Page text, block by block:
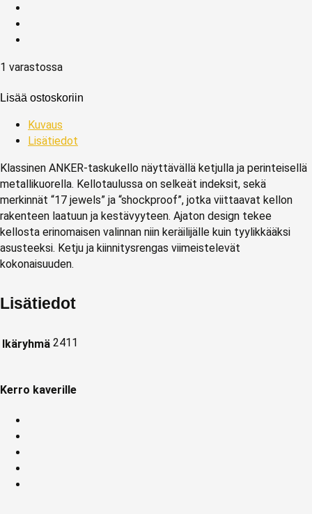
1 varastossa
Lisää ostoskoriin
Kuvaus
Lisätiedot
Klassinen ANKER-taskukello näyttävällä ketjulla ja perinteisellä
metallikuorella. Kellotaulussa on selkeät indeksit, sekä
merkinnät “17 jewels” ja “shockproof”, jotka viittaavat kellon
rakenteen laatuun ja kestävyyteen. Ajaton design tekee
kellosta erinomaisen valinnan niin keräilijälle kuin tyylikkääksi
asusteeksi. Ketju ja kiinnitysrengas viimeistelevät
kokonaisuuden.
Lisätiedot
Ikäryhmä 2411
Kerro kaverille